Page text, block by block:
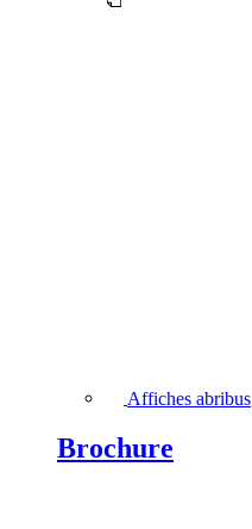
Affiches abribus
Brochure